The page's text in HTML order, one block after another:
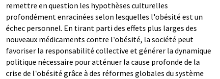
remettre en question les hypothèses culturelles
profondément enracinées selon lesquelles l'obésité est un
échec personnel. En tirant parti des effets plus larges des
nouveaux médicaments contre l'obésité, la société peut
favoriser la responsabilité collective et générer la dynamique
politique nécessaire pour atténuer la cause profonde de la
crise de l'obésité grâce à des réformes globales du système